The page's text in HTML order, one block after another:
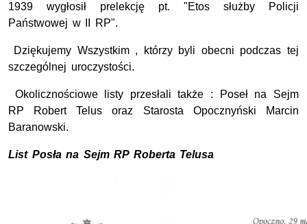
1939 wygłosił prelekcję pt. "Etos służby Policji
Państwowej w II RP".
Dziękujemy Wszystkim , którzy byli obecni podczas tej
szczególnej uroczystości.
Okolicznościowe listy przesłali także : Poseł na Sejm
RP Robert Telus oraz Starosta Opocznyński Marcin
Baranowski.
List Posła na Sejm RP Roberta Telusa